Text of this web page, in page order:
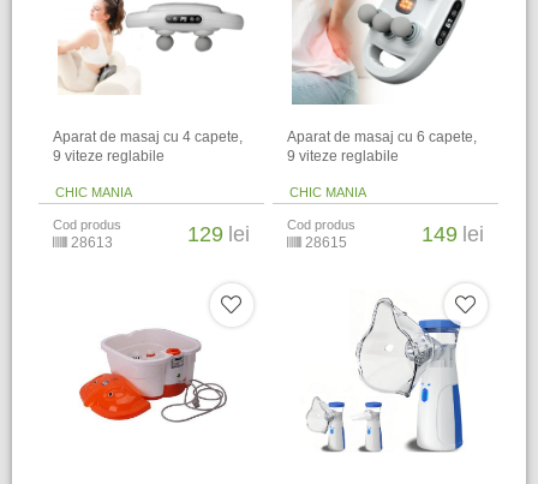
Aparat de masaj cu 4 capete,
9 viteze reglabile
CHIC MANIA
Cod produs
28613 129 lei
Aparat de masaj cu 6 capete,
9 viteze reglabile
CHIC MANIA
Cod produs
28615 149 lei